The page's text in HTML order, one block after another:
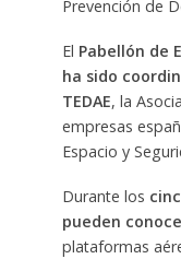
Prevención de
El Pabellón de
ha sido
TEDAE, la
empresas
Espacio y
Durante los
pueden
plataformas